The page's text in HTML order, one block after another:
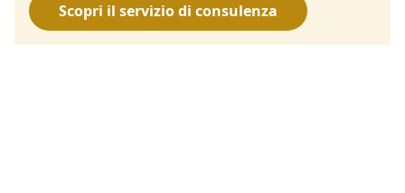
Scopri il servizio di consulenza